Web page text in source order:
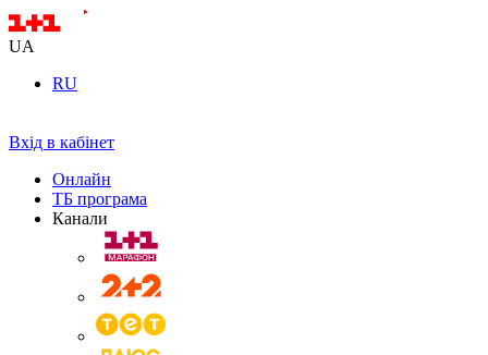
UA
RU
Вхід в кабінет
Онлайн
ТБ програма
Канали